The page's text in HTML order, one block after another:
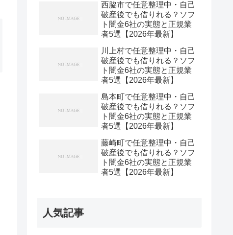
西脇市で任意整理中・自己
破産後でも借りれる？ソフ
ト闇金6社の実態と正規業
者5選【2026年最新】
川上村で任意整理中・自己
破産後でも借りれる？ソフ
ト闇金6社の実態と正規業
者5選【2026年最新】
島本町で任意整理中・自己
破産後でも借りれる？ソフ
ト闇金6社の実態と正規業
者5選【2026年最新】
藤崎町で任意整理中・自己
破産後でも借りれる？ソフ
ト闇金6社の実態と正規業
者5選【2026年最新】
人気記事